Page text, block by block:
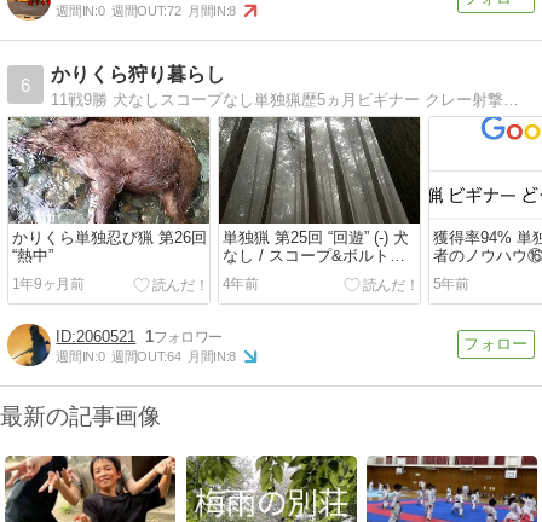
週間IN:0 週間OUT:72 月間IN:8
6
かりくら狩り暮らし
かりくら単独忍び猟 第26回
“熱中”
1年9ヶ月前
単独猟 第25回 “回遊” (-) 犬
なし / スコープ&ボルトア
クション銃
4年前
獲得率94% 単
者のノウハウ
ト
5年前
2060521 1
週間IN:0 週間OUT:64 月間IN:8
最新の記事画像